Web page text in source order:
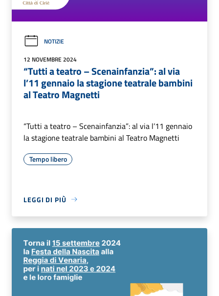
NOTIZIE
12 NOVEMBRE 2024
“Tutti a teatro – Scenainfanzia”: al via
l’11 gennaio la stagione teatrale bambini
al Teatro Magnetti
“Tutti a teatro – Scenainfanzia”: al via l’11 gennaio
la stagione teatrale bambini al Teatro Magnetti
Tempo libero
LEGGI DI PIÙ